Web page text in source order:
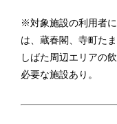
※対象施設の利用者
は、蔵春閣、寺町た
しばた周辺エリアの
必要な施設あり。